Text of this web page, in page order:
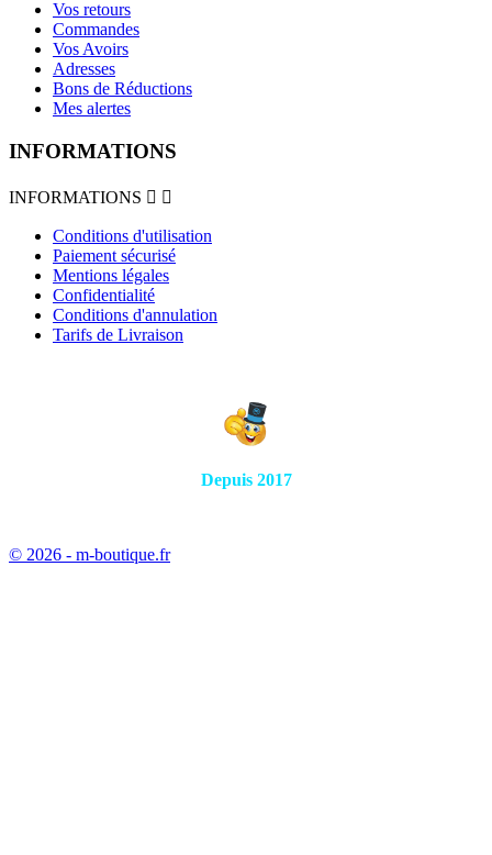
Vos retours
Commandes
Vos Avoirs
Adresses
Bons de Réductions
Mes alertes
INFORMATIONS
INFORMATIONS  
Conditions d'utilisation
Paiement sécurisé
Mentions légales
Confidentialité
Conditions d'annulation
Tarifs de Livraison
Depuis 2017
© 2026 - m-boutique.fr